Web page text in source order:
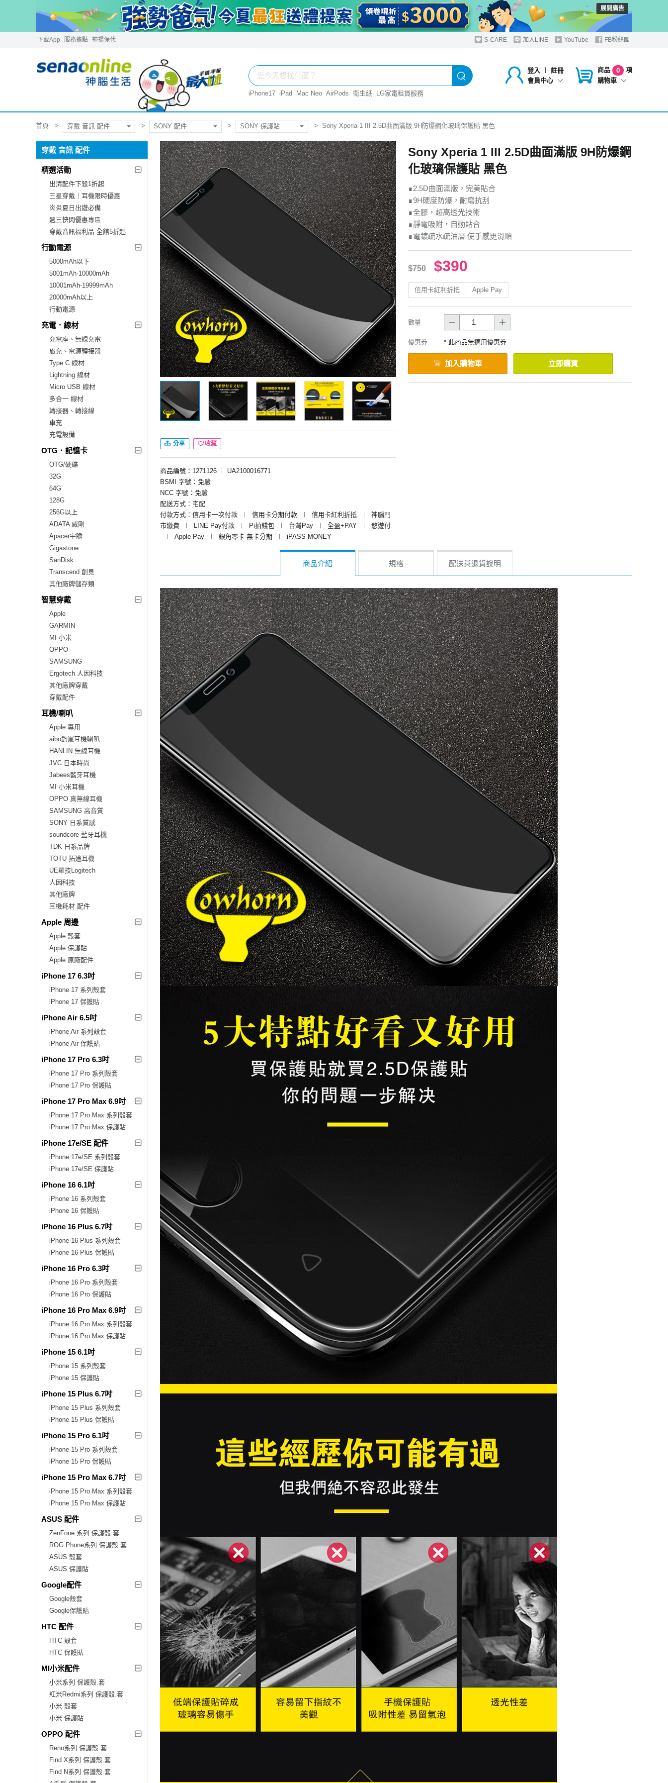
展開廣告
下載App 服務據點 神揚保代 S-CARE 加入LINE YouTube FB粉絲團
登入 ︱
註冊
會員中心
商品 0
項
購物車
iPhone17 iPad Mac Neo AirPods 衛生紙 LG家電租賃服務
首頁 穿戴 音訊 配件 SONY 配件 SONY 保護貼 Sony Xperia 1 III 2.5D曲面滿版 9H防爆鋼化玻璃保護貼 黑色
穿戴 音訊 配件
精選活動
出清配件下殺1折起
三星穿戴｜耳機限時優惠
炎炎夏日出遊必備
週三快閃優惠專區
穿戴音訊福利品 全館5折起
行動電源
5000mAh以下
5001mAh-10000mAh
10001mAh-19999mAh
20000mAh以上
行動電源
充電．線材
充電座、無線充電
旅充、電源轉接器
Type C 線材
Lightning 線材
Micro USB 線材
多合一 線材
轉接器、轉接線
車充
充電設備
OTG．記憶卡
OTG/硬碟
32G
64G
128G
256G以上
ADATA 威剛
Apacer宇瞻
Gigastone
SanDisk
Transcend 創見
其他廠牌儲存類
智慧穿戴
Apple
GARMIN
MI 小米
OPPO
SAMSUNG
Ergotech 人因科技
其他廠牌穿戴
穿戴配件
耳機/喇叭
Apple 專用
aibo鈞嵐耳機喇叭
HANLIN 無線耳機
JVC 日本時尚
Jabees藍牙耳機
MI 小米耳機
OPPO 真無線耳機
SAMSUNG 高音質
SONY 日系質感
soundcore 藍牙耳機
TDK 日系品牌
TOTU 拓途耳機
UE羅技Logitech
人因科技
其他廠牌
耳機耗材.配件
Apple 周邊
Apple 殼套
Apple 保護貼
Apple 原廠配件
iPhone 17 6.3吋
iPhone 17 系列殼套
iPhone 17 保護貼
iPhone Air 6.5吋
iPhone Air 系列殼套
iPhone Air 保護貼
iPhone 17 Pro 6.3吋
iPhone 17 Pro 系列殼套
iPhone 17 Pro 保護貼
iPhone 17 Pro Max 6.9吋
iPhone 17 Pro Max 系列殼套
iPhone 17 Pro Max 保護貼
iPhone 17e/SE 配件
iPhone 17e/SE 系列殼套
iPhone 17e/SE 保護貼
iPhone 16 6.1吋
iPhone 16 系列殼套
iPhone 16 保護貼
iPhone 16 Plus 6.7吋
iPhone 16 Plus 系列殼套
iPhone 16 Plus 保護貼
iPhone 16 Pro 6.3吋
iPhone 16 Pro 系列殼套
iPhone 16 Pro 保護貼
iPhone 16 Pro Max 6.9吋
iPhone 16 Pro Max 系列殼套
iPhone 16 Pro Max 保護貼
iPhone 15 6.1吋
iPhone 15 系列殼套
iPhone 15 保護貼
iPhone 15 Plus 6.7吋
iPhone 15 Plus 系列殼套
iPhone 15 Plus 保護貼
iPhone 15 Pro 6.1吋
iPhone 15 Pro 系列殼套
iPhone 15 Pro 保護貼
iPhone 15 Pro Max 6.7吋
iPhone 15 Pro Max 系列殼套
iPhone 15 Pro Max 保護貼
ASUS 配件
ZenFone 系列 保護殼.套
ROG Phone系列 保護殼.套
ASUS 殼套
ASUS 保護貼
Google配件
Google殼套
Google保護貼
HTC 配件
HTC 殼套
HTC 保護貼
MI小米配件
小米系列 保護殼.套
紅米Redmi系列 保護殼.套
小米 殼套
小米 保護貼
OPPO 配件
Reno系列 保護殼.套
Find X系列 保護殼.套
Find N系列 保護殼.套
分享 收藏
商品編號：1271126 ︱
UA2100016771
BSMI 字號：免驗
NCC 字號：免驗
配送方式：宅配
付款方式：信用卡一次付款
︱ 信用卡分期付款 ︱ 信用卡紅利折抵 ︱
神腦門
市繳費
︱ LINE Pay付款 ︱ Pi拍錢包 ︱ 台灣Pay ︱ 全盈+PAY ︱
悠遊付
︱
Apple Pay ︱ 銀角零卡-無卡分期 ︱ iPASS MONEY
Sony Xperia 1 III 2.5D曲面滿版 9H防爆鋼
化玻璃保護貼 黑色
∎2.5D曲面滿版，完美貼合
∎9H硬度防爆，耐磨抗刮
∎全膠，超高透光技術
∎靜電吸附，自動貼合
∎電鍍疏水疏油層 使手感更滑順
$750 $390
信用卡紅利折抵 Apple Pay
數量
優惠券 * 此商品無適用優惠券
加入購物車 立即購買
商品介紹 規格 配送與退貨說明